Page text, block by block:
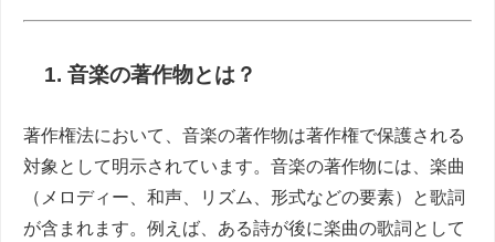
1. 音楽の著作物とは？
著作権法において、音楽の著作物は著作権で保護される
対象として明示されています。音楽の著作物には、楽曲
（メロディー、和声、リズム、形式などの要素）と歌詞
が含まれます。例えば、ある詩が後に楽曲の歌詞として